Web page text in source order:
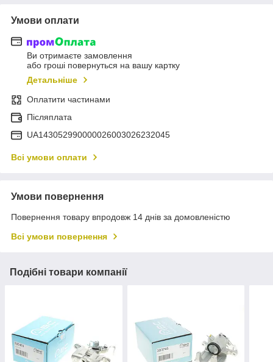
Умови оплати
Ви отримаєте замовлення
або гроші повернуться на вашу картку
Детальніше
Оплатити частинами
Післяплата
UA143052990000026003026232045
Всі умови оплати
Умови повернення
Повернення товару впродовж 14 днів за домовленістю
Всі умови повернення
Подібні товари компанії